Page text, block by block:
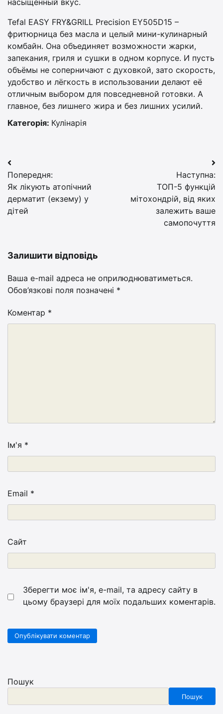
Tefal EASY FRY&GRILL Precision EY505D15 –
фритюрница без масла и целый мини-кулинарный
комбайн. Она объединяет возможности жарки,
запекания, гриля и сушки в одном корпусе. И пусть
объёмы не соперничают с духовкой, зато скорость,
удобство и лёгкость в использовании делают её
отличным выбором для повседневной готовки. А
главное, без лишнего жира и без лишних усилий.
Категорія: Кулінарія
Навігація
записів
Попередня:
Як лікують атопічний
дерматит (екзему) у
дітей
Наступна:
ТОП-5 функцій
мітохондрій, від яких
залежить ваше
самопочуття
Залишити відповідь
Ваша e-mail адреса не оприлюднюватиметься.
Обов’язкові поля позначені *
Коментар *
Ім'я *
Email *
Сайт
Зберегти моє ім'я, e-mail, та адресу сайту в
цьому браузері для моїх подальших коментарів.
Пошук
Пошук